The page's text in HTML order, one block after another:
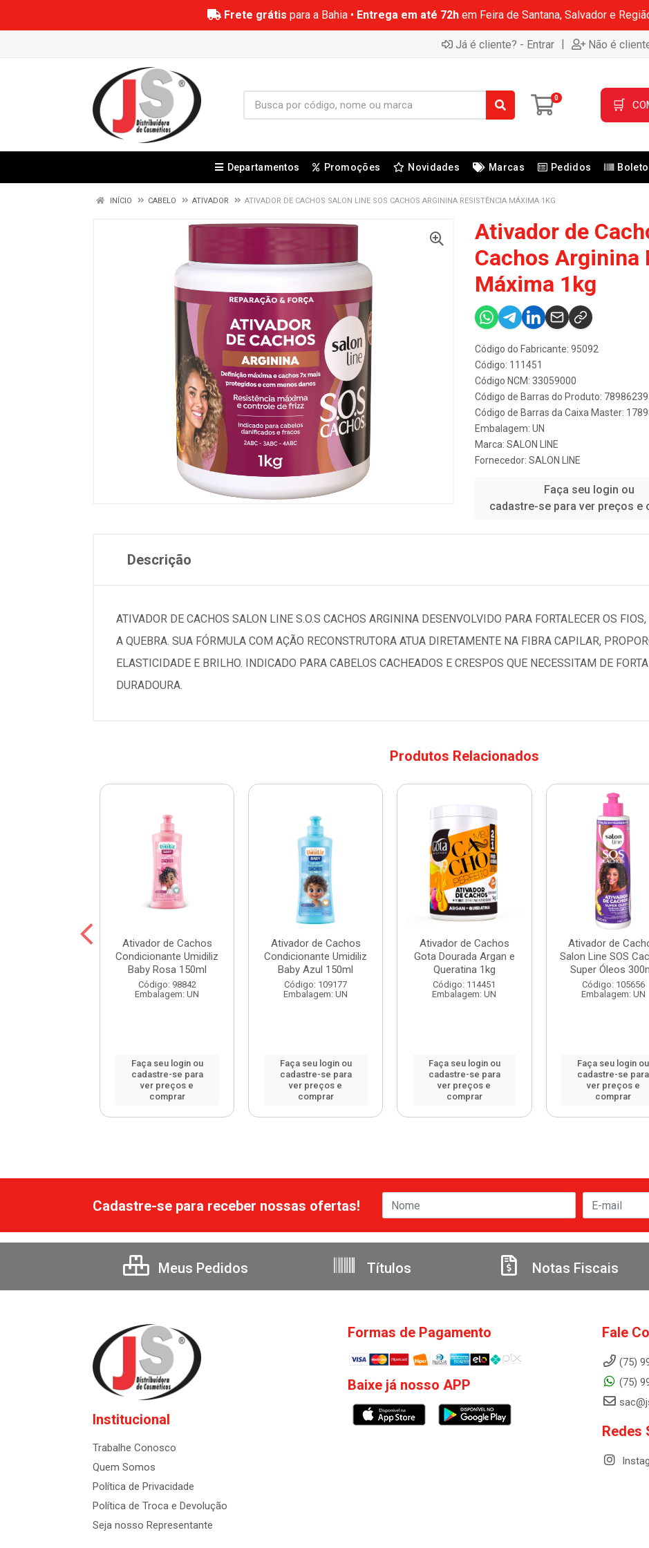
Frete grátis para a Bahia • Entrega em até 72hem Feira de Santana, Salvador e
Já é cliente? - Entrar | Não é
0 🛒
Departamentos Promoções Novidades Marcas Pedidos
INÍCIO CABELO ATIVADOR ATIVADOR DE CACHOS SALON LINE SOS CACHOS ARGININA RESISTÊNCIA MÁXIMA 1KG
Ativador de
Cachos Arginina
Máxima 1kg
Código do Fabricante: 95092
Código: 111451
Código NCM: 33059000
Código de Barras do Produto:
Código de Barras da Caixa Master:
Embalagem: UN
Marca: SALON LINE
Fornecedor: SALON LINE
Faça seu login ou
cadastre-se para ver preços e
Descrição
ATIVADOR DE CACHOS SALON LINE S.O.S CACHOS ARGININA DESENVOLVIDO PARA FORTALECER OS
A QUEBRA. SUA FÓRMULA COM AÇÃO RECONSTRUTORA ATUA DIRETAMENTE NA FIBRA CAPILAR,
ELASTICIDADE E BRILHO. INDICADO PARA CABELOS CACHEADOS E CRESPOS QUE NECESSITAM DE
DURADOURA.
Produtos Relacionados
Ativador de Cachos
Condicionante Umidiliz
Baby Rosa 150ml
Código: 98842
Embalagem: UN
Faça seu login ou
cadastre-se para
ver preços e
comprar
Ativador de Cachos
Condicionante Umidiliz
Baby Azul 150ml
Código: 109177
Embalagem: UN
Faça seu login ou
cadastre-se para
ver preços e
comprar
Ativador de Cachos
Gota Dourada Argan e
Queratina 1kg
Código: 114451
Embalagem: UN
Faça seu login ou
cadastre-se para
ver preços e
comprar
Ativador de
Salon Line SOS
Super Óleos
Código: 105656
Embalagem: UN
Faça seu login ou
cadastre-se para
ver preços e
comprar
Cadastre-se para receber nossas ofertas!
Meus Pedidos Títulos Notas Fiscais
Institucional
Trabalhe Conosco
Quem Somos
Política de Privacidade
Política de Troca e Devolução
Seja nosso Representante
Formas de Pagamento
Baixe já nosso APP
Fale
(75)
(75)
Redes